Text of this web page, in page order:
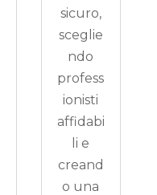
sicuro,
sceglie
ndo
profess
ionisti
affidabi
li e
creand
o una